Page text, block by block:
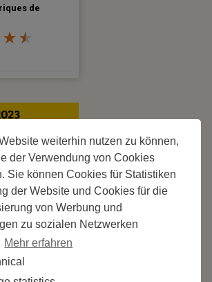
weiterhin nutzen zu können,
der Verwendung von Cookies
Sie können Cookies für Statistiken
der Website und Cookies für die
von Werbung und
zu sozialen Netzwerken
Mehr erfahren
de
Porteils | SIRET: 539 925 636 00026 - Classement 5
001852-002 du 5 août 2021 - 247 Emplacements